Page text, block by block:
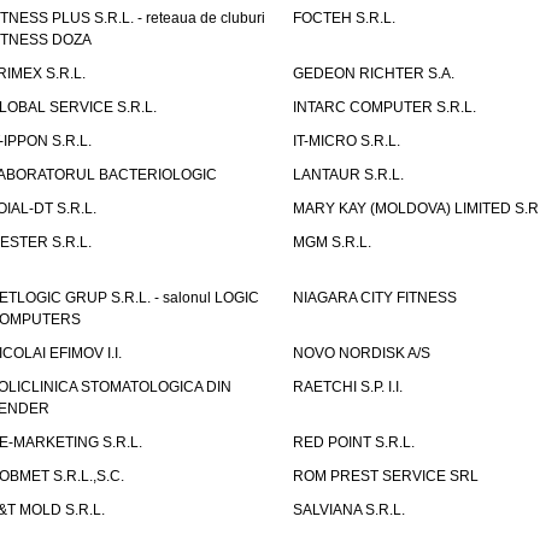
PLUS S.R.L. - reteaua de cluburi
DOZA
FOCTEH S.R.L.
S.R.L.
GEDEON RICHTER S.A.
SERVICE S.R.L.
INTARC COMPUTER S.R.L.
IPPON S.R.L.
IT-MICRO S.R.L.
BACTERIOLOGIC
LANTAUR S.R.L.
DT S.R.L.
MARY KAY (MOLDOVA) LIMITED
S.R.L.
MGM S.R.L.
GRUP S.R.L. - salonul LOGIC
NIAGARA CITY FITNESS
EFIMOV I.I.
NOVO NORDISK A/S
STOMATOLOGICA DIN
RAETCHI S.P. I.I.
MARKETING S.R.L.
RED POINT S.R.L.
S.R.L.,S.C.
ROM PREST SERVICE SRL
MOLD S.R.L.
SALVIANA S.R.L.